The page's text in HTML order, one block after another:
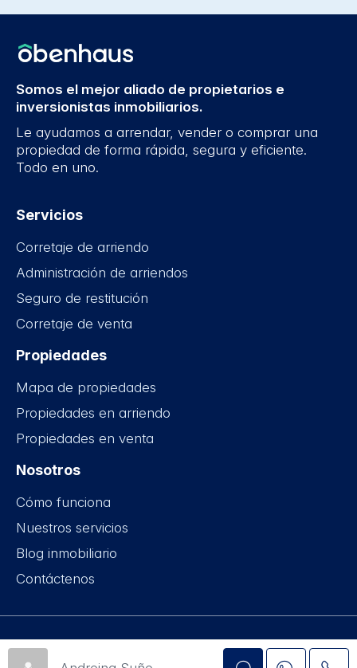
Somos el mejor aliado de propietarios e
inversionistas inmobiliarios.
Le ayudamos a arrendar, vender o comprar una
propiedad de forma rápida, segura y eficiente.
Todo en uno.
Servicios
Corretaje de arriendo
Administración de arriendos
Seguro de restitución
Corretaje de venta
Propiedades
Mapa de propiedades
Propiedades en arriendo
Propiedades en venta
Nosotros
Cómo funciona
Nuestros servicios
Blog inmobiliario
Contáctenos
Obenhaus © 2015-2026